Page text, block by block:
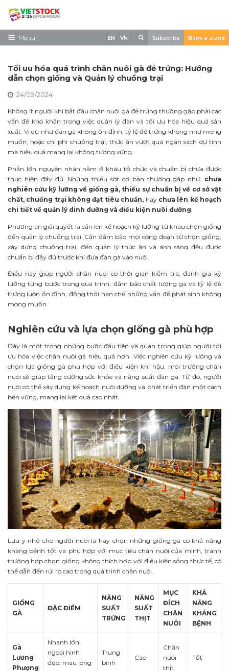
Skip
contentMenu
Về triển lãm
Trưng Bày
Tham Quan
Tin tức
Liên Hệ
EN VN Subscribe Book a stand
Tối uu hóa quá trình chăn nuôi gà đẻ trứng: Hướng
dẫn chọn giống và Quản lý chuồng trại
24/09/2024
Không ít người khi bắt đầu chăn nuôi gà đẻ trứng thường gặp phải các
vấn đề khó khăn trong việc quản lý đàn và tối ưu hóa hiệu quả sản
xuất. Ví dụ như đàn gà không ổn định, tỷ lệ đẻ trứng không như mong
muốn, hoặc chi phí chuồng trại, thức ăn vượt quá ngân sách dự tính
mà hiệu quả mang lại không tương xứng.
Phần lớn nguyên nhân nằm ở khâu tổ chức và chuẩn bị chưa được
thực hiện đầy đủ. Những thiếu sót cơ bản thường gặp như: chưa
nghiên cứu kỹ lưỡng về giống gà, thiếu sự chuẩn bị về cơ sở vật
chất, chuồng trại không đạt tiêu chuẩn, haychưa lên kế hoạch
chi tiết về quản lý dinh dưỡng và điều kiện nuôi dưỡng
Phương án giải quyết là cần lên kế hoạch kỹ lưỡng từ khâu chọn giống
đến quản lý chuồng trại. Cần đảm bảo mọi công đoạn từ chọn giống,
xây dựng chuồng trại, đến quản lý thức ăn và ánh sáng đều được
chuẩn bị đầy đủ trước khi đưa đàn gà vào nuôi.
Điều này giúp người chăn nuôi có thời gian kiểm tra, đánh giá kỹ
lưỡng từng bước trong quá trình, đảm bảo chất lượng gà và tỷ lệ đẻ
trứng luôn ổn định, đồng thời hạn chế những vấn đề phát sinh không
mong muốn.
Nghiên cứu và lựa chọn giống gà phù hợp
Đây là một trong những bước đầu tiên và quan trọng giúp người tối
ưu hóa việc chăn nuôi gà hiệu quả hơn. Việc nghiên cứu kỹ lưỡng và
chọn lựa giống gà phù hợp với điều kiện khí hậu, môi trường chăn
nuôi sẽ giúp tăng cường sức khỏe và năng suất đàn gà. Từ đó, người
nuôi có thể xây dựng kế hoạch nuôi dưỡng và phát triển đàn một cách
bền vững, mang lại kết quả cao nhất.
Lưu ý nhỏ cho người nuôi là hãy chọn những giống gà có khả năng
kháng bệnh tốt và phù hợp với mục tiêu chăn nuôi của mình, tránh
trường hợp chọn giống không thích hợp với điều kiện sống thực tế, có
thể dẫn đến rủi ro cao trong quá trình chăn nuôi.
GIỐNG
GÀ
ĐẶC ĐIỂM
NĂNG
SUẤT
TRỨNG
NĂNG
SUẤT
THỊT
MỤC
ĐÍCH
CHĂN
NUÔI
KHẢ
NĂNG
KHÁNG
BỆNH
Gà
Lương
Phượng
Nhanh lớn,
ngoại hình
đẹp, màu lông
Trung
bình
Cao
Chăn
nuôi
thịt
Tốt